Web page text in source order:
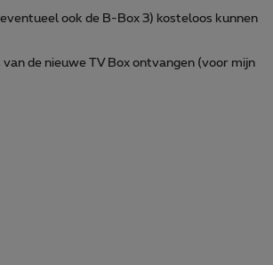
ook de B-Box 3) kosteloos kunnen
de nieuwe TV Box ontvangen (voor mijn